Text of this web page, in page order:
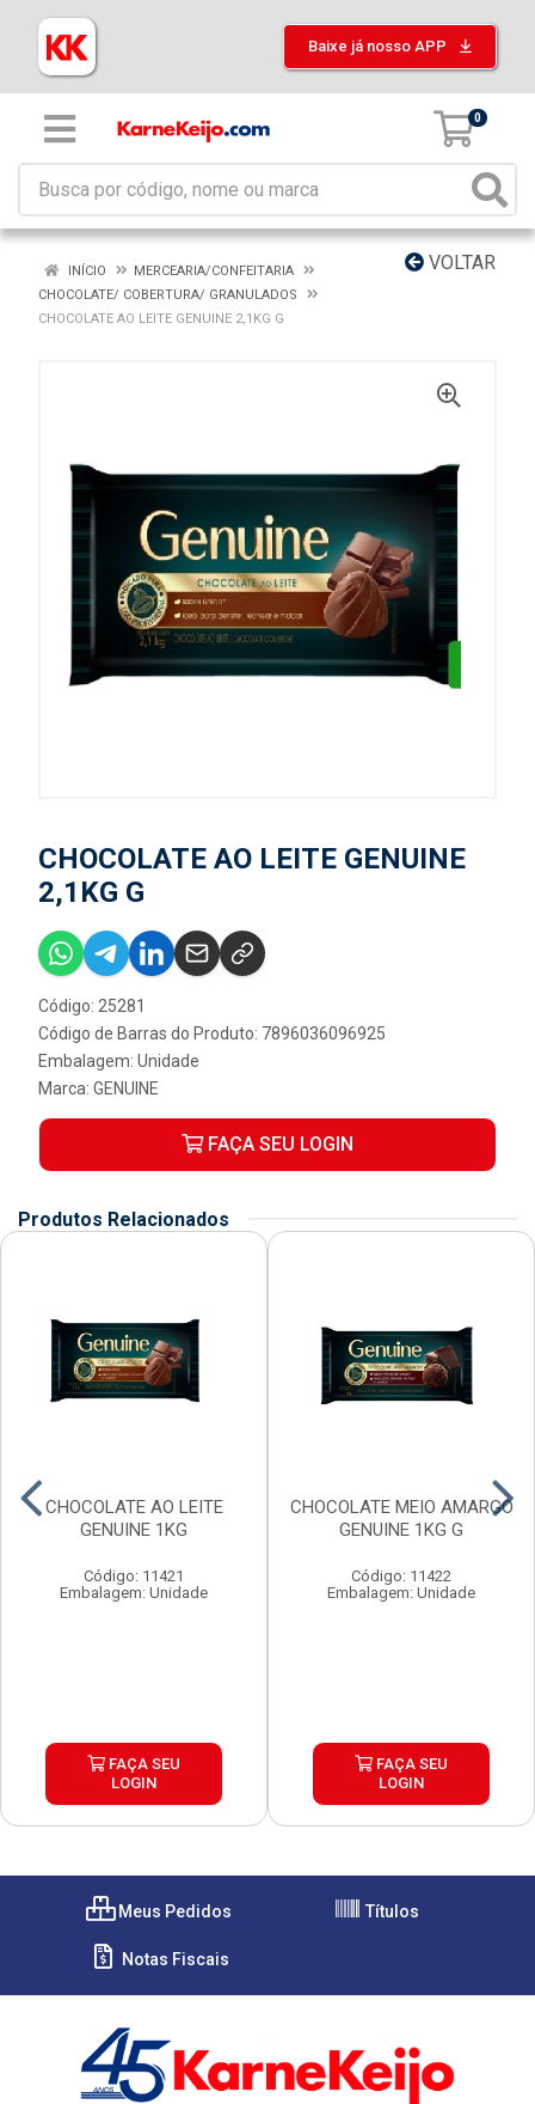
Baixe já nosso APP
0
VOLTAR
INÍCIO
MERCEARIA/CONFEITARIA
CHOCOLATE/ COBERTURA/ GRANULADOS
CHOCOLATE AO LEITE GENUINE 2,1KG G
CHOCOLATE AO LEITE GENUINE
2,1KG G
Código: 25281
Código de Barras do Produto: 7896036096925
Embalagem: Unidade
Marca: GENUINE
FAÇA SEU LOGIN
Produtos Relacionados
CHOCOLATE AO LEITE
GENUINE 1KG
Código: 11421
Embalagem: Unidade
FAÇA SEU
LOGIN
CHOCOLATE MEIO AMARGO
GENUINE 1KG G
Código: 11422
Embalagem: Unidade
FAÇA SEU
LOGIN
Meus Pedidos Títulos
Notas Fiscais